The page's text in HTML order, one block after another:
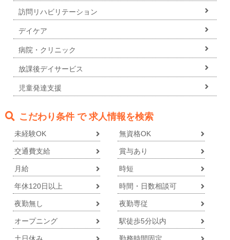
訪問リハビリテーション
デイケア
病院・クリニック
放課後デイサービス
児童発達支援
こだわり条件 で 求人情報を検索
未経験OK 無資格OK
交通費支給 賞与あり
月給 時短
年休120日以上 時間・日数相談可
夜勤無し 夜勤専従
オープニング 駅徒歩5分以内